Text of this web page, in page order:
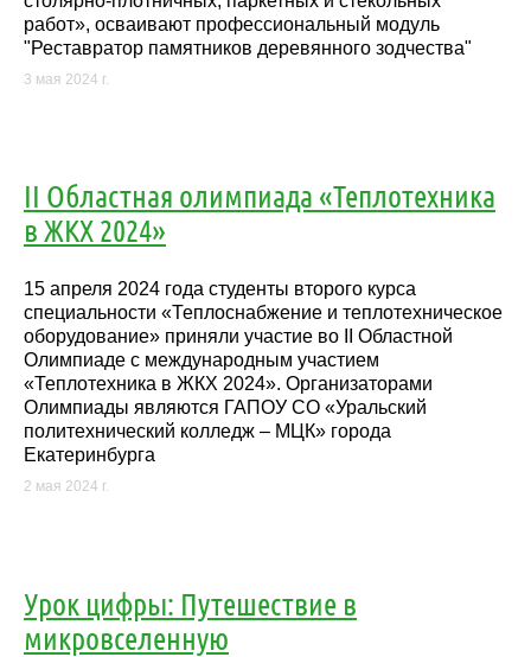
работ», осваивают профессиональный модуль
"Реставратор памятников деревянного зодчества"
3 мая 2024 г.
II Областная олимпиада «Теплотехника
в ЖКХ 2024»
15 апреля 2024 года студенты второго курса
специальности «Теплоснабжение и теплотехническое
оборудование» приняли участие во II Областной
Олимпиаде с международным участием
«Теплотехника в ЖКХ 2024». Организаторами
Олимпиады являются ГАПОУ СО «Уральский
политехнический колледж – МЦК» города
Екатеринбурга
2 мая 2024 г.
Урок цифры: Путешествие в
микровселенную